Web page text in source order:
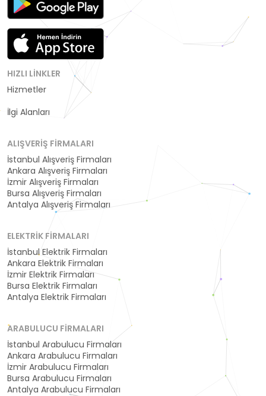
HIZLI LINKLER
Hizmetler
İlgi Alanları
ALIŞVERIŞ FIRMALARI
İstanbul Alışveriş Firmaları
Ankara Alışveriş Firmaları
İzmir Alışveriş Firmaları
Bursa Alışveriş Firmaları
Antalya Alışveriş Firmaları
ELEKTRIK FIRMALARI
İstanbul Elektrik Firmaları
Ankara Elektrik Firmaları
İzmir Elektrik Firmaları
Bursa Elektrik Firmaları
Antalya Elektrik Firmaları
ARABULUCU FIRMALARI
İstanbul Arabulucu Firmaları
Ankara Arabulucu Firmaları
İzmir Arabulucu Firmaları
Bursa Arabulucu Firmaları
Antalya Arabulucu Firmaları